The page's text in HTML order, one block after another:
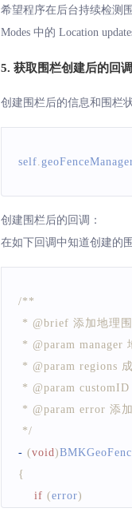
希望程序在后台持续检测
Modes 中的 Location
5. 获取围栏创建后的回
创建围栏后的信息和围栏
self
创建围栏后的回调：
在如下回调中知道创建的
/**
* @brief 添加地理
* @param manager
* @param regions
* @param
* @param error 添
*/
- (void)
{
if (error)